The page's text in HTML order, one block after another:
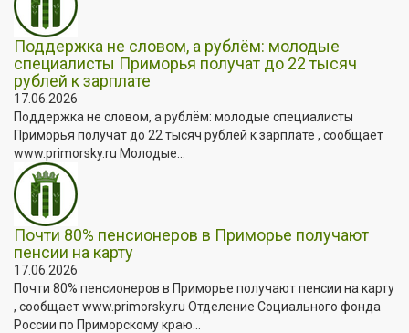
Поддержка не словом, а рублём: молодые
специалисты Приморья получат до 22 тысяч
рублей к зарплате
17.06.2026
Поддержка не словом, а рублём: молодые специалисты
Приморья получат до 22 тысяч рублей к зарплате , сообщает
www.primorsky.ru Молодые...
Почти 80% пенсионеров в Приморье получают
пенсии на карту
17.06.2026
Почти 80% пенсионеров в Приморье получают пенсии на карту
, сообщает www.primorsky.ru Отделение Социального фонда
России по Приморскому краю...